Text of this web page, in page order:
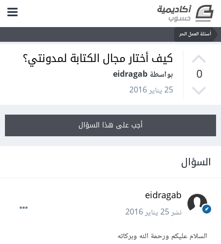
أسئلة العمل الحر
0
كيف أختار مجال الكتابة لمدونتي؟
بواسطة eidragab
25 يناير 2016
أجب على هذا السؤال
السؤال
eidragab
نشر25 يناير 2016
السلام عليكم ورحمة الله وبركاته